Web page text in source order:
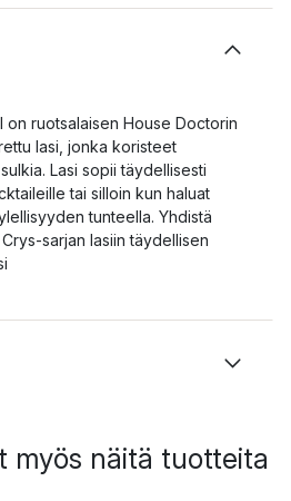
on ruotsalaisen House Doctorin
lasi, jonka koristeet
Lasi sopii täydellisesti
tai silloin kun haluat
tunteella. Yhdistä
sarjan lasiin täydellisen
myös näitä tuotteita